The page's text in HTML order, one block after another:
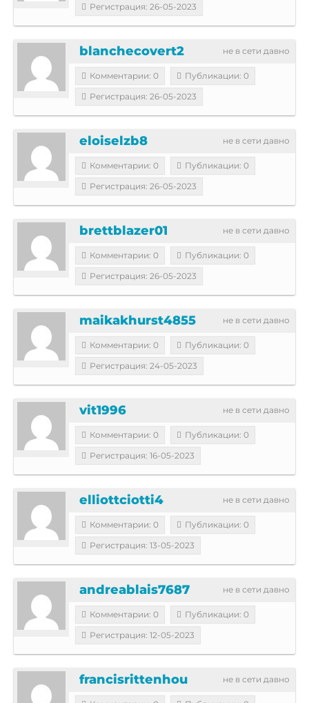
Регистрация: 26-05-2023
не в сети давно
blanchecovert2
Комментарии: 0
Публикации: 0
Регистрация: 26-05-2023
не в сети давно
eloiselzb8
Комментарии: 0
Публикации: 0
Регистрация: 26-05-2023
не в сети давно
brettblazer01
Комментарии: 0
Публикации: 0
Регистрация: 26-05-2023
не в сети давно
maikakhurst4855
Комментарии: 0
Публикации: 0
Регистрация: 24-05-2023
не в сети давно
vit1996
Комментарии: 0
Публикации: 0
Регистрация: 16-05-2023
не в сети давно
elliottciotti4
Комментарии: 0
Публикации: 0
Регистрация: 13-05-2023
не в сети давно
andreablais7687
Комментарии: 0
Публикации: 0
Регистрация: 12-05-2023
не в сети давно
francisrittenhou